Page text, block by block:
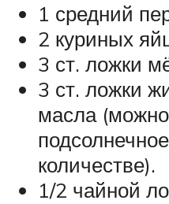
1 средний
2 куриных
3 ст. ложки
3 ст. ложки
масла
количестве).
1/2 чайной